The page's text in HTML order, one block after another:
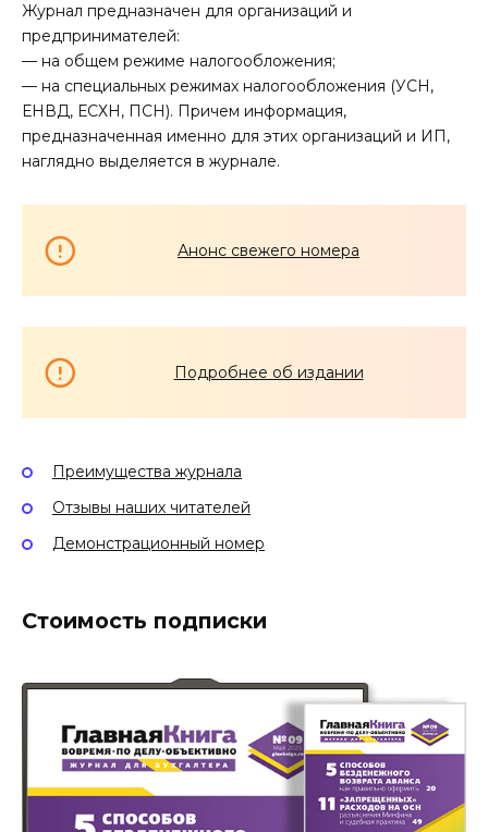
Журнал предназначен для организаций и
предпринимателей:
— на общем режиме налогообложения;
— на специальных режимах налогообложения (УСН,
ЕНВД, ЕСХН, ПСН). Причем информация,
предназначенная именно для этих организаций и ИП,
наглядно выделяется в журнале.
Анонс свежего номера
Подробнее об издании
Преимущества журнала
Отзывы наших читателей
Демонстрационный номер
Стоимость подписки